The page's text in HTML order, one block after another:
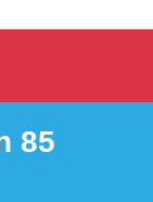
85